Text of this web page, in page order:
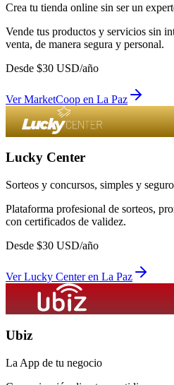
Crea tu tienda online sin ser un
Vende tus productos y servicios sin
venta, de manera segura y personal.
Desde $30 USD/año
VerMarketCoop en La Paz
Lucky Center
Sorteos y concursos, simples y
Plataforma profesional de sorteos,
con certificados de validez.
Desde $30 USD/año
VerLucky Centeren La Paz
Ubiz
La App de tu negocio